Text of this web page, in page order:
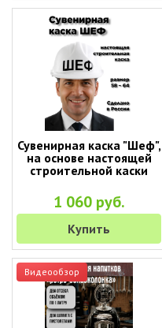
Сувенирная каска "Шеф",
на основе настоящей
строительной каски
1 060 руб.
Купить
Видеообзор